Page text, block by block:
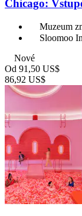
Chicago:
Muzeum
Sloomoo
Nové
Od 91,50 US$
86,92 US$